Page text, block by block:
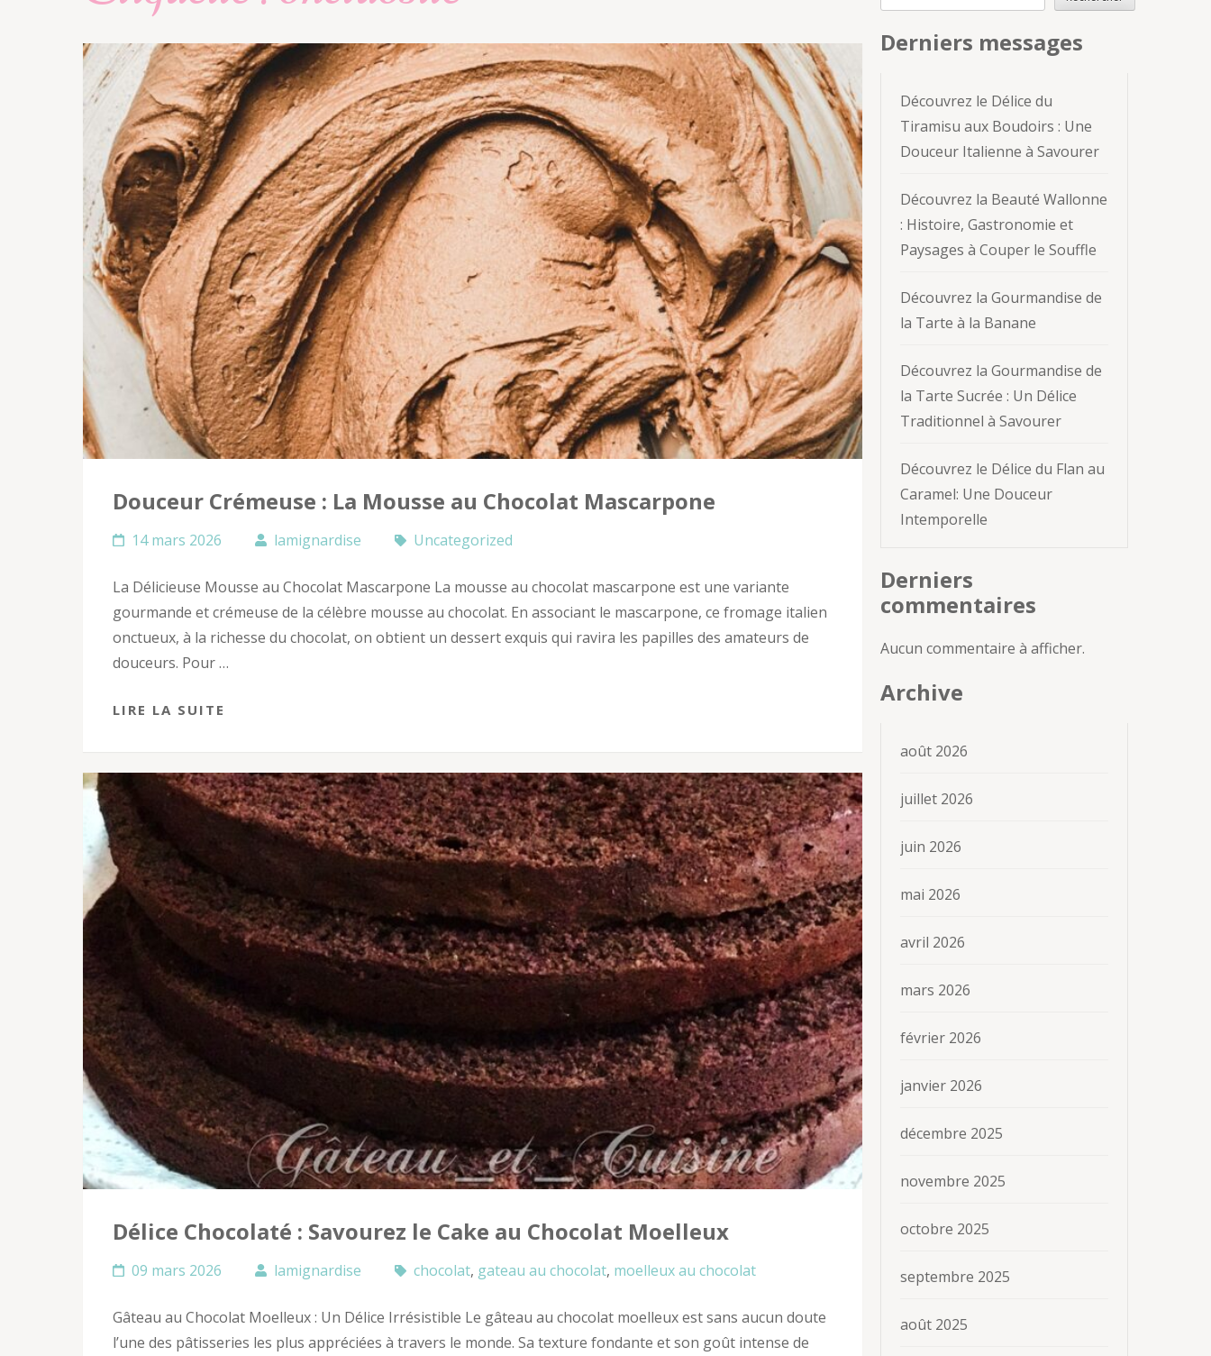
Douceur Crémeuse : La Mousse au Chocolat Mascarpone
14 mars 2026 lamignardise Uncategorized
La Délicieuse Mousse au Chocolat Mascarpone La mousse au chocolat mascarpone est une variante
gourmande et crémeuse de la célèbre mousse au chocolat. En associant le mascarpone, ce fromage italien
onctueux, à la richesse du chocolat, on obtient un dessert exquis qui ravira les papilles des amateurs de
douceurs. Pour …
LIRE LA SUITE
Délice Chocolaté : Savourez le Cake au Chocolat Moelleux
09 mars 2026 lamignardise chocolat, gateau au chocolat, moelleux au chocolat
Gâteau au Chocolat Moelleux : Un Délice Irrésistible Le gâteau au chocolat moelleux est sans aucun doute
l’une des pâtisseries les plus appréciées à travers le monde. Sa texture fondante et son goût intense de
Derniers messages
Découvrez le Délice du
Tiramisu aux Boudoirs : Une
Douceur Italienne à Savourer
Découvrez la Beauté Wallonne
: Histoire, Gastronomie et
Paysages à Couper le Souffle
Découvrez la Gourmandise de
la Tarte à la Banane
Découvrez la Gourmandise de
la Tarte Sucrée : Un Délice
Traditionnel à Savourer
Découvrez le Délice du Flan au
Caramel: Une Douceur
Intemporelle
Derniers
commentaires
Aucun commentaire à afficher.
Archive
août 2026
juillet 2026
juin 2026
mai 2026
avril 2026
mars 2026
février 2026
janvier 2026
décembre 2025
novembre 2025
octobre 2025
septembre 2025
août 2025